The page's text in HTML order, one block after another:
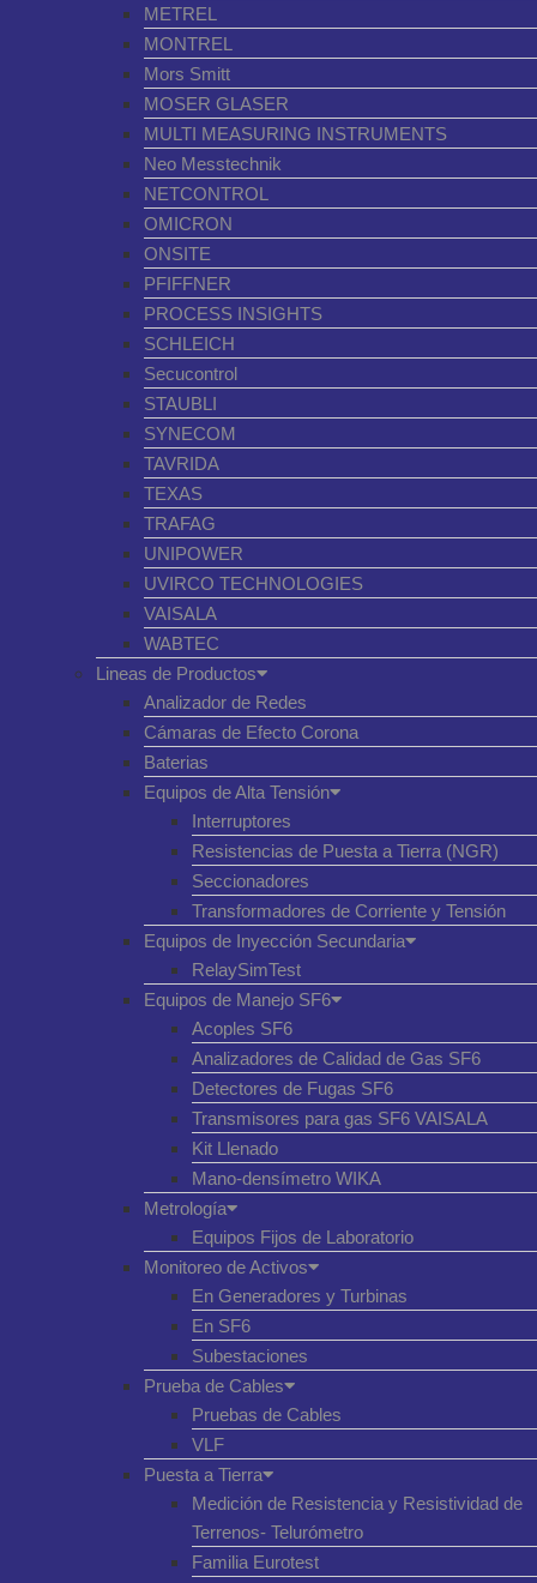
METREL
MONTREL
Mors Smitt
MOSER GLASER
MULTI MEASURING INSTRUMENTS
Neo Messtechnik
NETCONTROL
OMICRON
ONSITE
PFIFFNER
PROCESS INSIGHTS
SCHLEICH
Secucontrol
STAUBLI
SYNECOM
TAVRIDA
TEXAS
TRAFAG
UNIPOWER
UVIRCO TECHNOLOGIES
VAISALA
WABTEC
Lineas de Productos
Analizador de Redes
Cámaras de Efecto Corona
Baterias
Equipos de Alta Tensión
Interruptores
Resistencias de Puesta a Tierra (NGR)
Seccionadores
Transformadores de Corriente y Tensión
Equipos de Inyección Secundaria
RelaySimTest
Equipos de Manejo SF6
Acoples SF6
Analizadores de Calidad de Gas SF6
Detectores de Fugas SF6
Transmisores para gas SF6 VAISALA
Kit Llenado
Mano-densímetro WIKA
Metrología
Equipos Fijos de Laboratorio
Monitoreo de Activos
En Generadores y Turbinas
En SF6
Subestaciones
Prueba de Cables
Pruebas de Cables
VLF
Puesta a Tierra
Medición de Resistencia y Resistividad de
Terrenos- Telurómetro
Familia Eurotest